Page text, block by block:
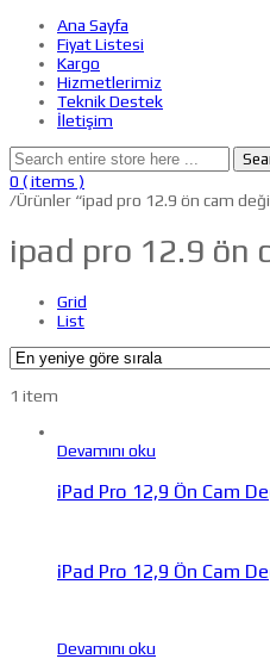
Ana Sayfa
Fiyat Listesi
Kargo
Hizmetlerimiz
Teknik Destek
İletişim
0 ( items )
/Ürünler “ipad pro 12.9 ön cam
ipad pro 12.9 ön
Grid
List
1 item
Devamını oku
iPad Pro 12,9 Ön Cam
iPad Pro 12,9 Ön Cam
Devamını oku